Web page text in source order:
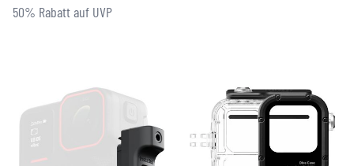
50% Rabatt auf UVP